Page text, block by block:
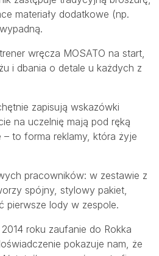
materiały dodatkowe (np.
wręcza MOSATO na start,
i dbania o detale u każdych z
zapisują wskazówki
na uczelnię mają pod ręką
to forma reklamy, która żyje
pracowników: w zestawie z
spójny, stylowy pakiet,
pierwsze lody w zespole.
roku zaufanie do Rokka
pokazuje nam, że